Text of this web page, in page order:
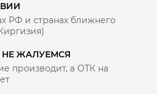
РФ и странах ближнего
НЕ ЖАЛУЕМСЯ
производит, а ОТК на